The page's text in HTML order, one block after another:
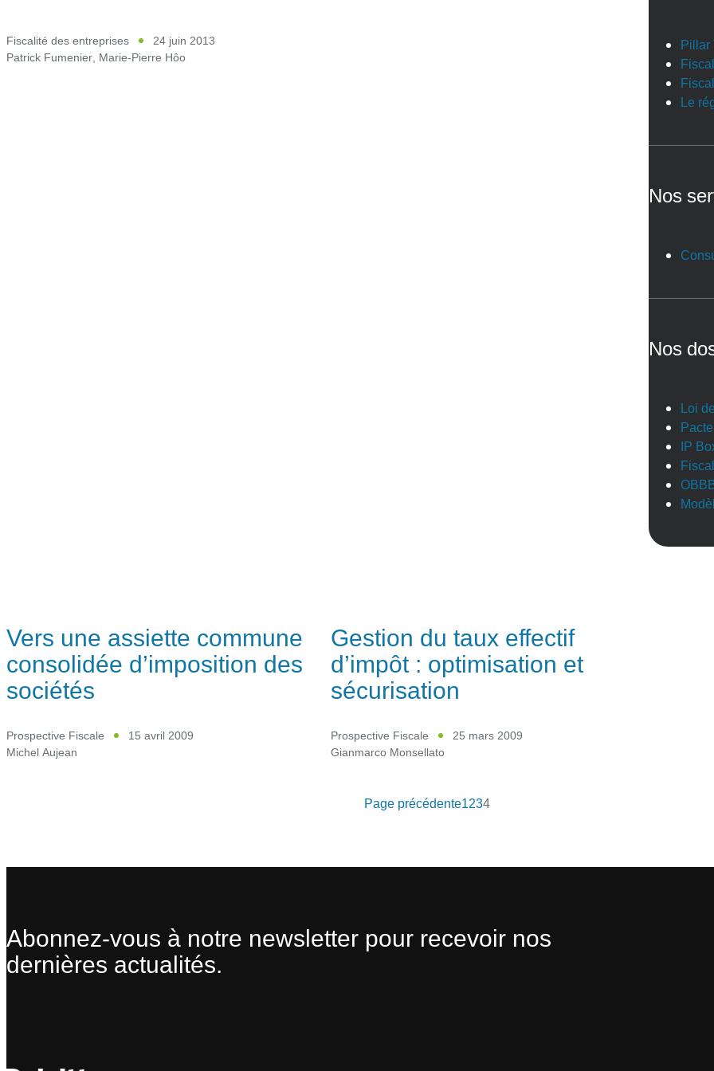
Fiscalité des entreprises
24 juin 2013
Patrick Fumenier, Marie-Pierre Hôo
Pillar
Le
Nos
Nos
Loi
IP
Vers une assiette commune
consolidée d’imposition des
sociétés
Prospective Fiscale
15 avril 2009
Michel Aujean
Gestion du taux effectif
d’impôt : optimisation et
sécurisation
Prospective Fiscale
25 mars 2009
Gianmarco Monsellato
Page précédente1234
Abonnez-vous à notre newsletter pour recevoir nos
dernières actualités.